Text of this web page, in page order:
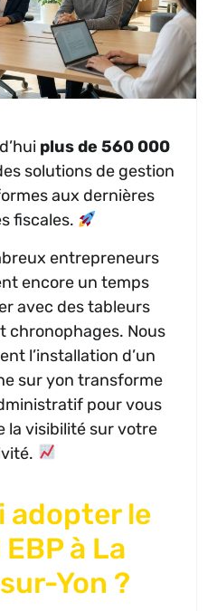
plus de 560 000
solutions de gestion
aux dernières
fiscales.
entrepreneurs
encore un temps
avec des tableurs
chronophages. Nous
l’installation d’un
sur yon transforme
pour vous
la visibilité sur votre
adopter le
à La
Yon ?